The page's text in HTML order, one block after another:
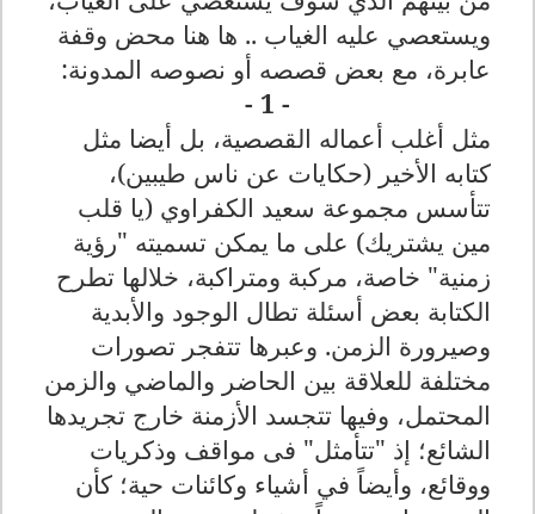
ويستعصي عليه الغياب .. ها هنا محض وقفة
عابرة، مع بعض قصصه أو نصوصه المدونة:
- 1 -
مثل أغلب أعماله القصصية، بل أيضا مثل
كتابه الأخير (حكايات عن ناس طيبين)،
تتأسس مجموعة سعيد الكفراوي (يا قلب
مين يشتريك) على ما يمكن تسميته "رؤية
زمنية" خاصة، مركبة ومتراكبة، خلالها تطرح
الكتابة بعض أسئلة تطال الوجود والأبدية
وصيرورة الزمن. وعبرها تتفجر تصورات
مختلفة للعلاقة بين الحاضر والماضي والزمن
المحتمل، وفيها تتجسد الأزمنة خارج تجريدها
الشائع؛ إذ "تتأمثل" فى مواقف وذكريات
ووقائع، وأيضاً في أشياء وكائنات حية؛ كأن